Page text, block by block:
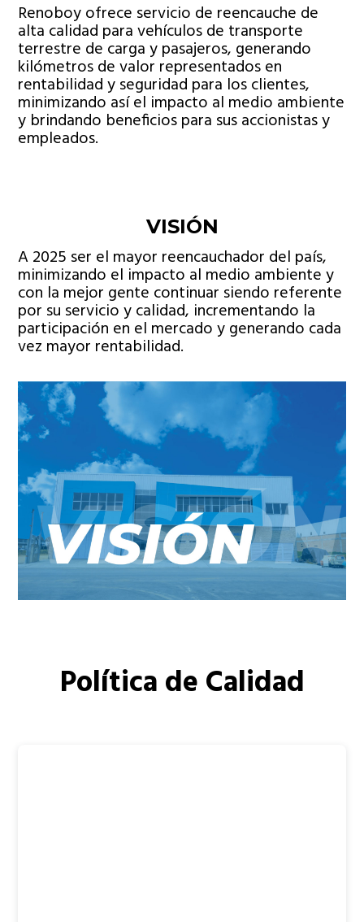
Renoboy ofrece servicio de reencauche de
alta calidad para vehículos de transporte
terrestre de carga y pasajeros, generando
kilómetros de valor representados en
rentabilidad y seguridad para los clientes,
minimizando así el impacto al medio ambiente
y brindando beneficios para sus accionistas y
empleados.
VISIÓN
A 2025 ser el mayor reencauchador del país,
minimizando el impacto al medio ambiente y
con la mejor gente continuar siendo referente
por su servicio y calidad, incrementando la
participación en el mercado y generando cada
vez mayor rentabilidad.
Política de Calidad